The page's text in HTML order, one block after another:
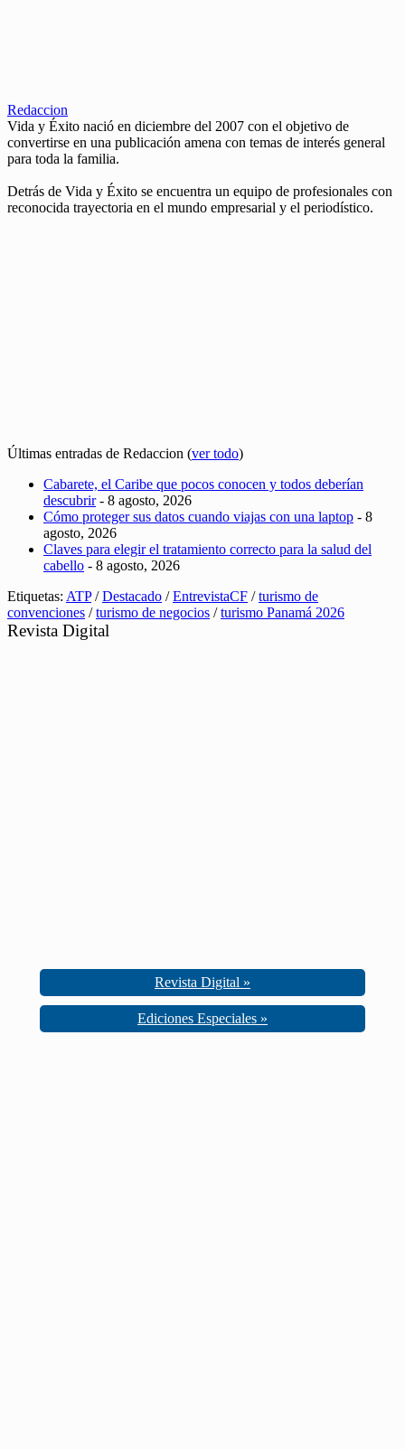
Redaccion
Vida y Éxito nació en diciembre del 2007 con el objetivo de
convertirse en una publicación amena con temas de interés general
para toda la familia.
Detrás de Vida y Éxito se encuentra un equipo de profesionales con
reconocida trayectoria en el mundo empresarial y el periodístico.
Últimas entradas de Redaccion (ver todo)
Cabarete, el Caribe que pocos conocen y todos deberían
descubrir- 8 agosto, 2026
Cómo proteger sus datos cuando viajas con una laptop - 8
agosto, 2026
Claves para elegir el tratamiento correcto para la salud del
cabello - 8 agosto, 2026
Etiquetas: ATP/Destacado /EntrevistaCF /turismo de
convenciones /turismo de negocios /turismo Panamá 2026
Revista Digital
Revista Digital »
Ediciones Especiales »